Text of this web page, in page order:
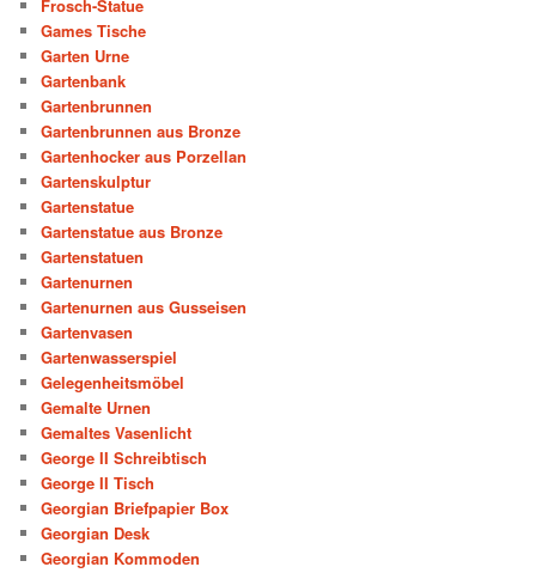
Frosch-Statue
Games Tische
Garten Urne
Gartenbank
Gartenbrunnen
Gartenbrunnen aus Bronze
Gartenhocker aus Porzellan
Gartenskulptur
Gartenstatue
Gartenstatue aus Bronze
Gartenstatuen
Gartenurnen
Gartenurnen aus Gusseisen
Gartenvasen
Gartenwasserspiel
Gelegenheitsmöbel
Gemalte Urnen
Gemaltes Vasenlicht
George II Schreibtisch
George II Tisch
Georgian Briefpapier Box
Georgian Desk
Georgian Kommoden